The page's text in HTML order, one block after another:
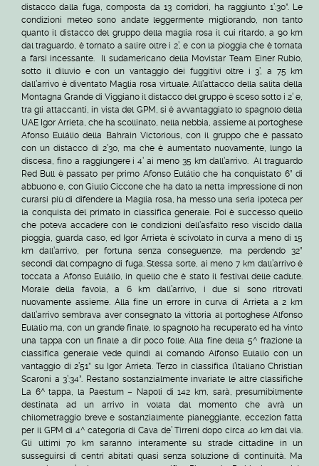
distacco dalla fuga, composta da 13 corridori, ha raggiunto 1’:30”. Le
condizioni meteo sono andate leggermente migliorando, non tanto
quanto il distacco del gruppo della maglia rosa il cui ritardo, a 90 km
dal traguardo, è tornato a salire oltre i 2’, e con la pioggia che è tornata
a farsi incessante. Il sudamericano della Movistar Team Einer Rubio,
sotto il diluvio e con un vantaggio dei fuggitivi oltre i 3’, a 75 km
dall’arrivo è diventato Maglia rosa virtuale. All’attacco della salita della
Montagna Grande di Viggiano il distacco del gruppo è sceso sotto i 2’ e,
tra gli attaccanti, in vista del GPM, si è avvantaggiato lo spagnolo della
UAE Igor Arrieta, che ha scollinato, nella nebbia, assieme al portoghese
Afonso Eulálio della Bahrain Victorious, con il gruppo che è passato
con un distacco di 2’30, ma che è aumentato nuovamente, lungo la
discesa, fino a raggiungere i 4’ ai meno 35 km dall’arrivo. Al traguardo
Red Bull è passato per primo Afonso Eulálio che ha conquistato 6” di
abbuono e, con Giulio Ciccone che ha dato la netta impressione di non
curarsi più di difendere la Maglia rosa, ha messo una seria ipoteca per
la conquista del primato in classifica generale. Poi è successo quello
che poteva accadere con le condizioni dell’asfalto reso viscido dalla
pioggia, guarda caso, ed Igor Arrieta è scivolato in curva a meno di 15
km dall’arrivo, per fortuna senza conseguenze, ma perdendo 32”
secondi dal compagno di fuga. Stessa sorte, ai meno 7 km dall’arrivo è
toccata a Afonso Eulálio, in quello che è stato il festival delle cadute.
Morale della favola, a 6 km dall’arrivo, i due si sono ritrovati
nuovamente assieme. Alla fine un errore in curva di Arrieta a 2 km
dall’arrivo sembrava aver consegnato la vittoria al portoghese Alfonso
Eulalio ma, con un grande finale, lo spagnolo ha recuperato ed ha vinto
una tappa con un finale a dir poco folle. Alla fine della 5^ frazione la
classifica generale vede quindi al comando Alfonso Eulalio con un
vantaggio di 2’51” su Igor Arrieta. Terzo in classifica l’italiano Christian
Scaroni a 3’:34”. Restano sostanzialmente invariate le altre classifiche
La 6^ tappa, la Paestum – Napoli di 142 km, sarà, presumibilmente
destinata ad un arrivo in volata dal momento che avrà un
chilometraggio breve e sostanzialmente pianeggiante, eccezion fatta
per il GPM di 4^ categoria di Cava de’ Tirreni dopo circa 40 km dal via.
Gli ultimi 70 km saranno interamente su strade cittadine in un
susseguirsi di centri abitati quasi senza soluzione di continuità. Ma